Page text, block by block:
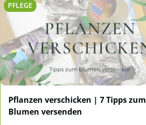
PFLEGE
Pflanzen verschicken | 7 Tipps zum
Blumen versenden